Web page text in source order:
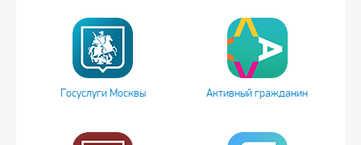
Госуслуги Москвы Активный гражданин